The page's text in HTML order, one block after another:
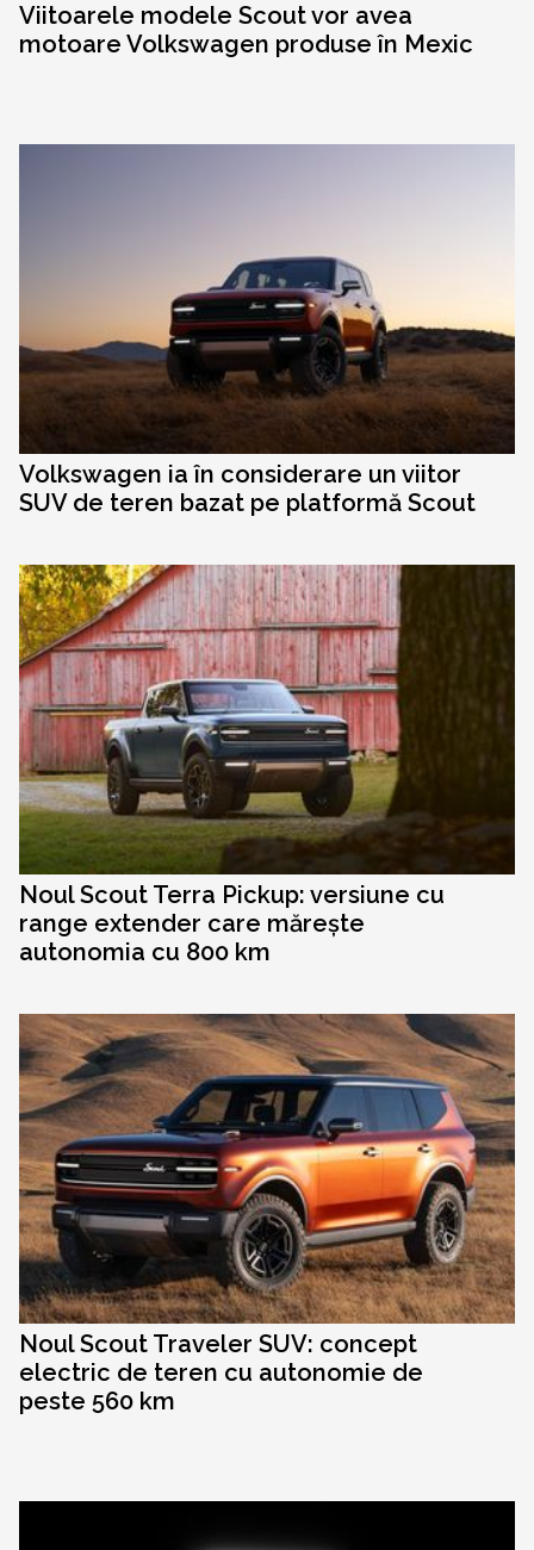
Viitoarele modele Scout vor avea
motoare Volkswagen produse în Mexic
Volkswagen ia în considerare un viitor
SUV de teren bazat pe platformă Scout
Noul Scout Terra Pickup: versiune cu
range extender care mărește
autonomia cu 800 km
Noul Scout Traveler SUV: concept
electric de teren cu autonomie de
peste 560 km